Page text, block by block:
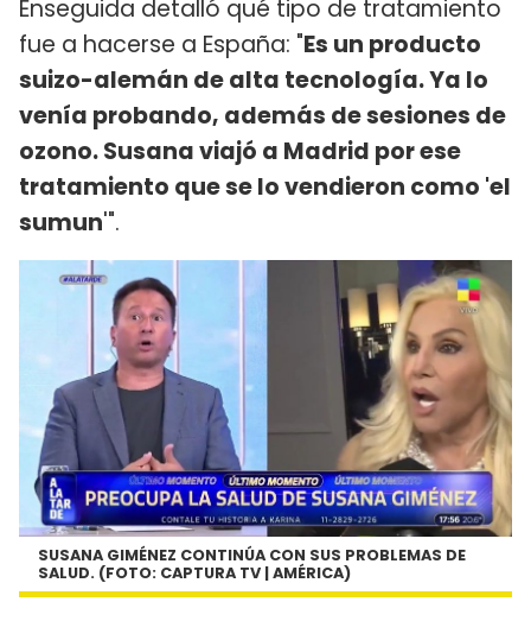
Enseguida detalló qué tipo de tratamiento
fue a hacerse a España: "Es un producto
suizo-alemán de alta tecnología. Ya lo
venía probando, además de sesiones de
ozono. Susana viajó a Madrid por ese
tratamiento que se lo vendieron como 'el
sumun'".
SUSANA GIMÉNEZ CONTINÚA CON SUS PROBLEMAS DE
SALUD. (FOTO: CAPTURA TV | AMÉRICA)